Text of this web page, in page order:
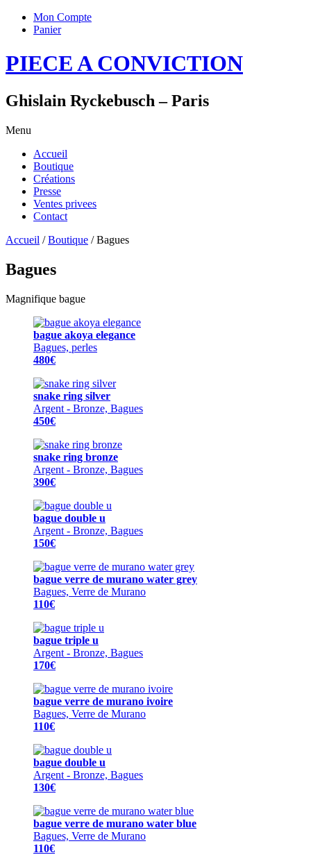
Mon Compte
Panier
PIECE A CONVICTION
Ghislain Ryckebusch – Paris
Menu
Accueil
Boutique
Créations
Presse
Ventes privees
Contact
Accueil /Boutique / Bagues
Bagues
Magnifique bague
bague akoya elegance
Bagues, perles
480€
snake ring silver
Argent - Bronze, Bagues
450€
snake ring bronze
Argent - Bronze, Bagues
390€
bague double u
Argent - Bronze, Bagues
150€
bague verre de murano water grey
Bagues, Verre de Murano
110€
bague triple u
Argent - Bronze, Bagues
170€
bague verre de murano ivoire
Bagues, Verre de Murano
110€
bague double u
Argent - Bronze, Bagues
130€
bague verre de murano water blue
Bagues, Verre de Murano
110€